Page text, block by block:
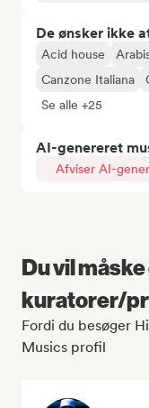
De ønsker ikke
Acid house
Canzone Italiana
Se alle +25
AI-genereret
Afviser AI-
Du vil
kuratorer/
Fordi du besøger
Musics profil